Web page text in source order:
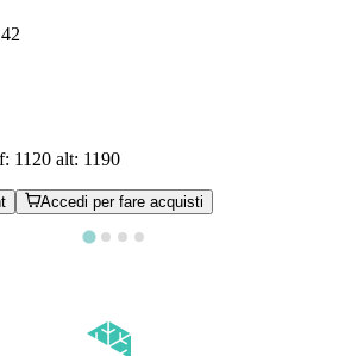
1120 alt: 1190
Accedi per fare acquisti